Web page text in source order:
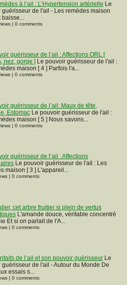
à l’ail : L’Hypertension artérielle Le
guérisseur de l'ail - Les remèdes maison
baisse...
| 0 comments
guérisseur de l’ail : Affections ORL [
nez, gorge ] Le pouvoir guérisseur de l'ail :
maison [ 4 ] Parfois l'a...
| 0 comments
guérisseur de l’ail: Maux de tête,
Estomac Le pouvoir guérisseur de l'ail :
maison [ 5 ] Nous savons...
| 0 comments
guérisseur de l’ail : Affections
Le pouvoir guérisseur de l'ail : Les
maison [ 3 ] L'appareil...
| 0 comments
cet arbre fruitier si plein de vertus
L'amande douce, véritable concentré
Et si on parlait de l'A...
| 0 comments
de l’ail et son pouvoir guérisseur Le
guérisseur de l'ail - Autour du Monde De
essais s...
| 0 comments